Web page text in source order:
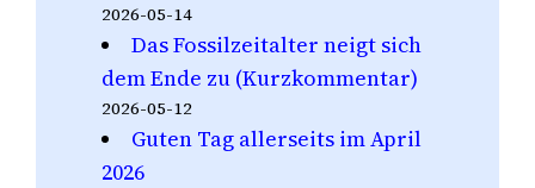
2026-05-14
Das Fossilzeitalter neigt sich
dem Ende zu (Kurzkommentar)
2026-05-12
Guten Tag allerseits im April
2026